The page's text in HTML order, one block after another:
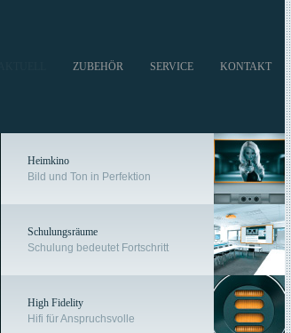
ZUBEHÖR SERVICE KONTAKT
Heimkino
Bild und Ton in Perfektion
Schulungs­räume
Schulung bedeutet Fortschritt
High Fidelity
Hifi für Anspruchsvolle